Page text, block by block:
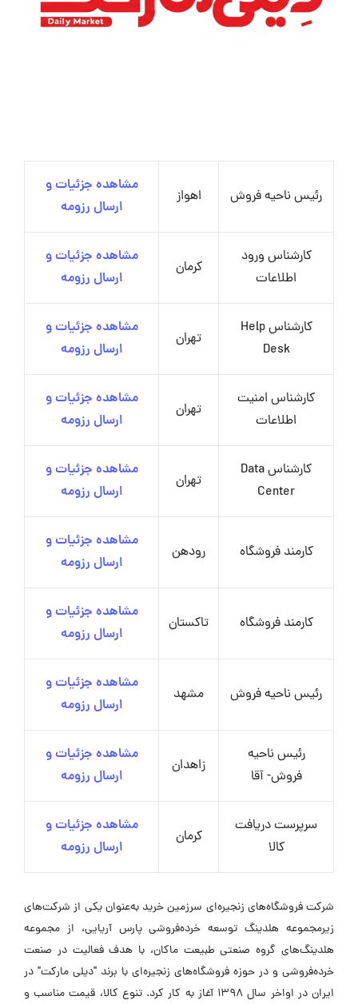
رئیس ناحیه فروش اهواز
مشاهده جزئیات و
ارسال رزومه
کارشناس ورود
اطلاعات
کرمان
مشاهده جزئیات و
ارسال رزومه
کارشناس Help
Desk
تهران
مشاهده جزئیات و
ارسال رزومه
کارشناس امنیت
اطلاعات
تهران
مشاهده جزئیات و
ارسال رزومه
کارشناس Data
Center
تهران
مشاهده جزئیات و
ارسال رزومه
کارمند فروشگاه رودهن
مشاهده جزئیات و
ارسال رزومه
کارمند فروشگاه تاکستان
مشاهده جزئیات و
ارسال رزومه
رئیس ناحیه فروش مشهد
مشاهده جزئیات و
ارسال رزومه
رئیس ناحیه
فروش- آقا
زاهدان
مشاهده جزئیات و
ارسال رزومه
سرپرست دریافت
کالا
کرمان
مشاهده جزئیات و
ارسال رزومه
شرکت فروشگاه‌های زنجیره‌ای سرزمین خرید به‌عنوان یکی از شرکت‌های
زیرمجموعه هلدینگ توسعه خرده‌فروشی پارس آریایی، از مجموعه
هلدینگ‌های گروه صنعتی طبیعت ماکان، با هدف فعالیت در صنعت
خرده‌فروشی و در حوزه فروشگاه‌های زنجیره‌ای با برند "دیلی مارکت" در
ایران در اواخر سال ۱۳۹۸ آغاز به کار کرد. تنوع کالا، قیمت مناسب و